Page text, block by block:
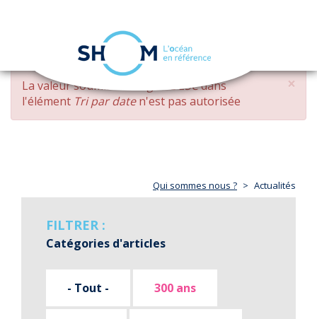
Aller
contenu
principal
navigation
×
MESSAGE
D'ERREUR
La valeur soumise changed DESCdans
l'élément Tri par daten'est pas autorisée
Qui sommes nous ? Actualités
FILTRER :
Catégories d'articles
- Tout - 300 ans